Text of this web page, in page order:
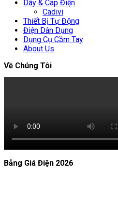
Dây & Cáp Điện
Cadivi
Thiết Bị Tự Động
Điện Dân Dụng
Dụng Cụ Cầm Tay
About Us
Về Chúng Tôi
Bảng Giá Điện 2026